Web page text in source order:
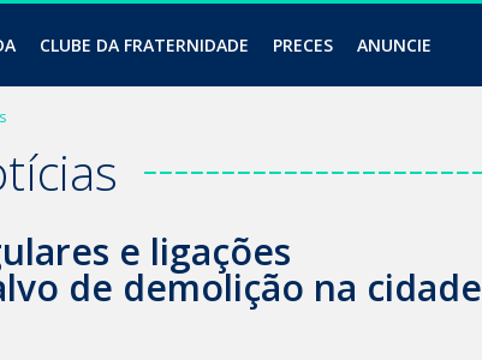
CLUBE DA FRATERNIDADE PRECES ANUNCIE
e ligações
de demolição na cidade